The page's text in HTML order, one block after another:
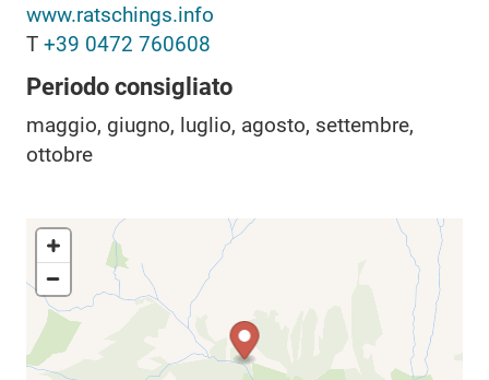
www.ratschings.info
T +39 0472 760608
Periodo consigliato
maggio, giugno, luglio, agosto, settembre,
ottobre